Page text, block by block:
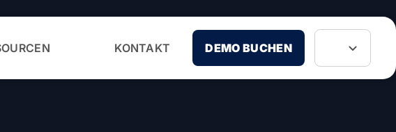
KONTAKT DEMO BUCHEN